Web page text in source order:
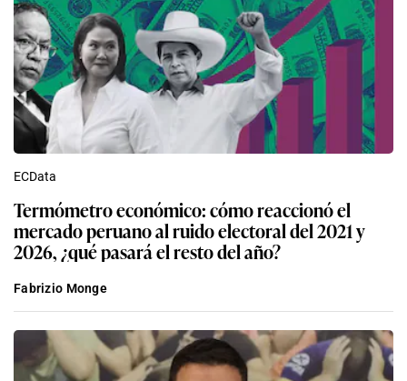
ECData
Termómetro económico: cómo reaccionó el
mercado peruano al ruido electoral del 2021 y
2026, ¿qué pasará el resto del año?
Fabrizio Monge